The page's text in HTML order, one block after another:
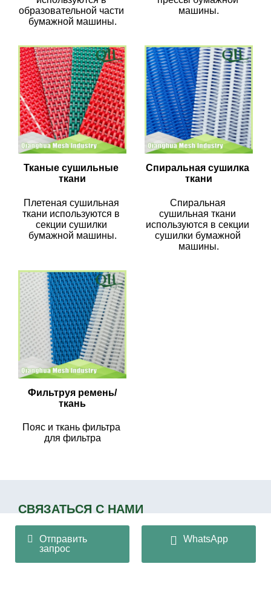
образовательной части
бумажной машины.
машины.
Тканые сушильные
ткани
Плетеная сушильная
ткани используются в
секции сушилки
бумажной машины.
Спиральная сушилка
ткани
Спиральная
сушильная ткани
используются в секции
сушилки бумажной
машины.
Фильтруя ремень/
ткань
Пояс и ткань фильтра
для фильтра
СВЯЗАТЬСЯ С НАМИ
Qianghua Mesh Industry Co., Ltd
Отправить
запрос
WhatsApp